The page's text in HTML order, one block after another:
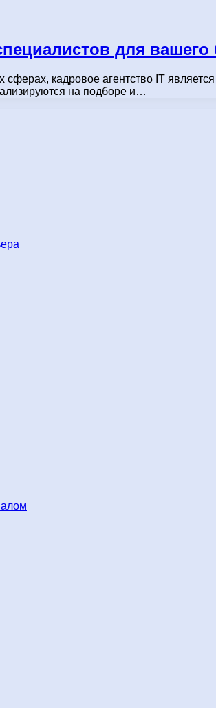
для вашего
кадровое агентство IT
на подборе и…